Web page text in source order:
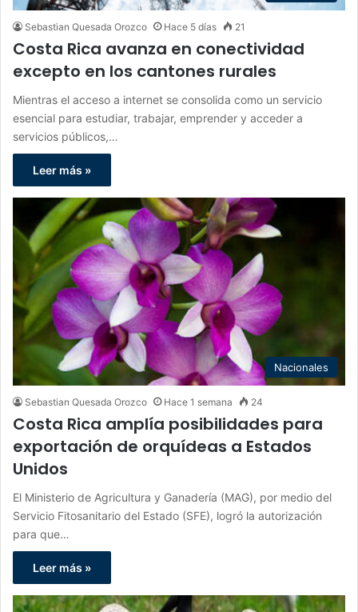
Sebastian Quesada Orozco Hace 5 días 21
Costa Rica avanza en conectividad
excepto en los cantones rurales
Mientras el acceso a internet se consolida como un servicio
esencial para estudiar, trabajar, emprender y acceder a
servicios públicos,…
Leer más »
Nacionales
Sebastian Quesada Orozco Hace 1 semana 24
Costa Rica amplía posibilidades para
exportación de orquídeas a Estados
Unidos
El Ministerio de Agricultura y Ganadería (MAG), por medio del
Servicio Fitosanitario del Estado (SFE), logró la autorización
para que…
Leer más »